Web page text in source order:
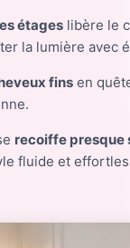
étageslibère le
la lumière avec
finsen
recoiffe presque
fluide et